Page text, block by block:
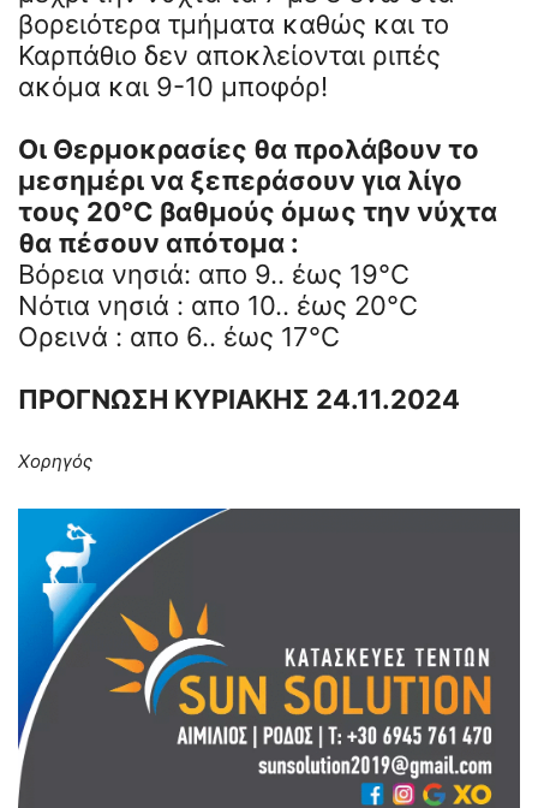
βορειότερα τμήματα καθώς και το
Καρπάθιο δεν αποκλείονται ριπές
ακόμα και 9-10 μποφόρ!
Οι Θερμοκρασίες θα προλάβουν το
μεσημέρι να ξεπεράσουν για λίγο
τους 20°C βαθμούς όμως την νύχτα
θα πέσουν απότομα :
Βόρεια νησιά: απο 9.. έως 19°C
Νότια νησιά : απο 10.. έως 20°C
Ορεινά : απο 6.. έως 17°C
ΠΡΟΓΝΩΣΗ ΚΥΡΙΑΚΗΣ 24.11.2024
Χορηγός